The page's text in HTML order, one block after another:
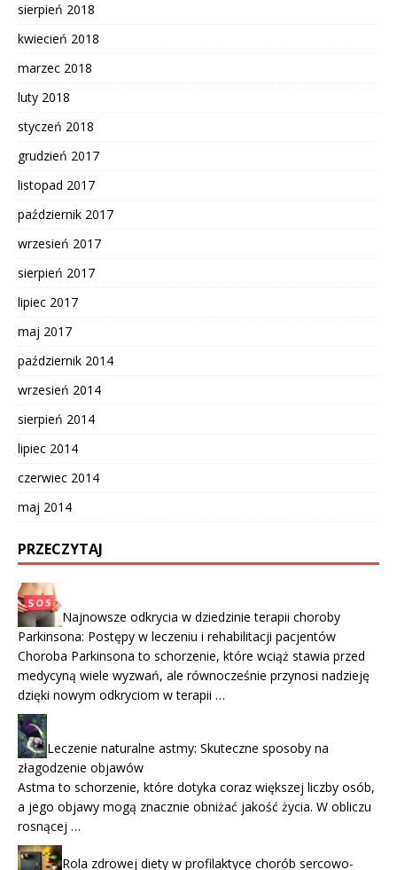
sierpień 2018
kwiecień 2018
marzec 2018
luty 2018
styczeń 2018
grudzień 2017
listopad 2017
październik 2017
wrzesień 2017
sierpień 2017
lipiec 2017
maj 2017
październik 2014
wrzesień 2014
sierpień 2014
lipiec 2014
czerwiec 2014
maj 2014
PRZECZYTAJ
Najnowsze odkrycia w dziedzinie terapii choroby
Parkinsona: Postępy w leczeniu i rehabilitacji pacjentów
Choroba Parkinsona to schorzenie, które wciąż stawia przed
medycyną wiele wyzwań, ale równocześnie przynosi nadzieję
dzięki nowym odkryciom w terapii …
Leczenie naturalne astmy: Skuteczne sposoby na
złagodzenie objawów
Astma to schorzenie, które dotyka coraz większej liczby osób,
a jego objawy mogą znacznie obniżać jakość życia. W obliczu
rosnącej …
Rola zdrowej diety w profilaktyce chorób sercowo-